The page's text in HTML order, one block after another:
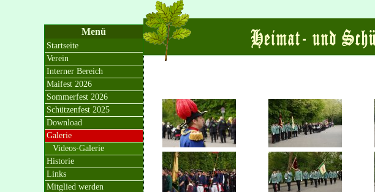
Menü
Startseite
Verein
Interner Bereich
Maifest 2026
Sommerfest 2026
Schützenfest 2025
Download
Galerie
Videos-Galerie
Historie
Links
Mitglied werden